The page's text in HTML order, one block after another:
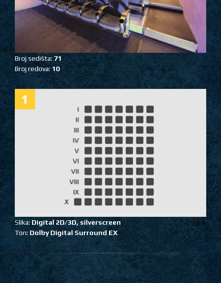
Broj sedišta:71
Broj redova:10
Slika: Digital 2D/3D, silverscreen
Ton: Dolby Digital Surround EX